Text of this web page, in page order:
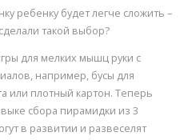
ребенку будет легче сложить –
такой выбор?
для мелких мышц руки с
например, бусы для
или плотный картон. Теперь
сбора пирамидки из 3
в развитии и развеселят